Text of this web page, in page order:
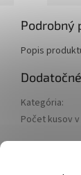
Podrobný
Popis
Kategória:
Počet kusov